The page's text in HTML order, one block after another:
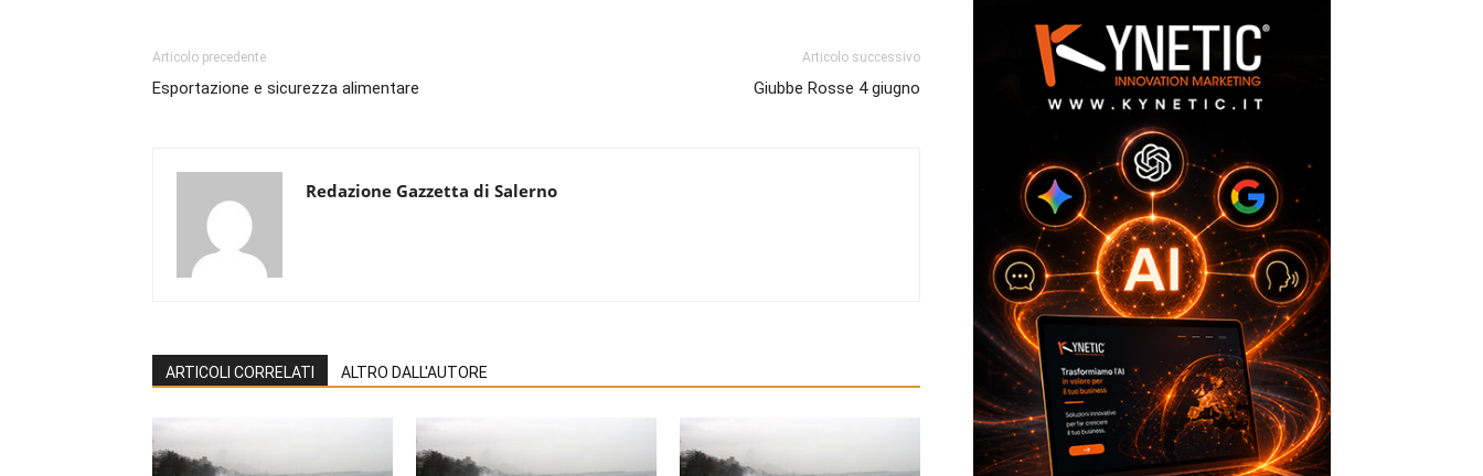
Articolo precedente
Esportazione e sicurezza alimentare
Articolo successivo
Giubbe Rosse 4 giugno
Redazione Gazzetta di Salerno
ARTICOLI CORRELATI ALTRO DALL'AUTORE